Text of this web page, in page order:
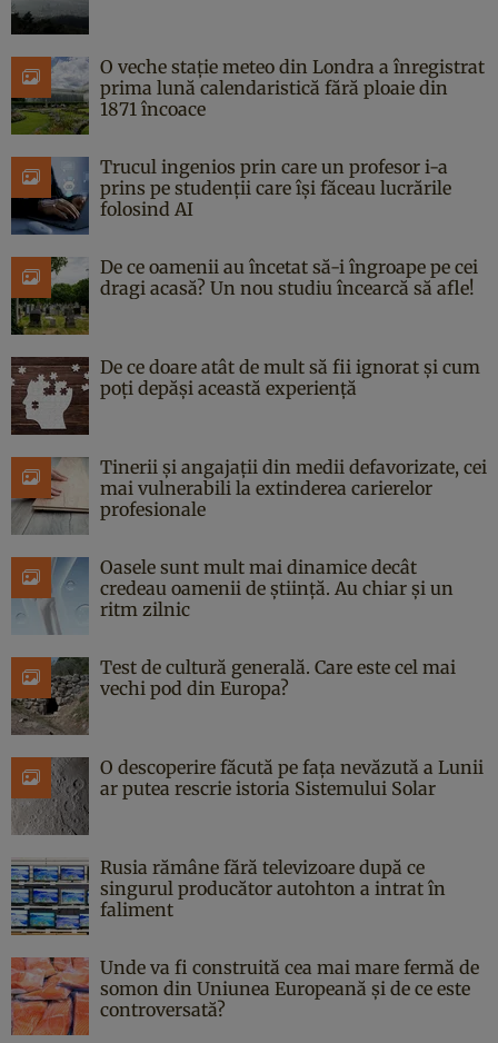
O veche stație meteo din Londra a înregistrat
prima lună calendaristică fără ploaie din
1871 încoace
Trucul ingenios prin care un profesor i-a
prins pe studenții care își făceau lucrările
folosind AI
De ce oamenii au încetat să-i îngroape pe cei
dragi acasă? Un nou studiu încearcă să afle!
De ce doare atât de mult să fii ignorat și cum
poți depăși această experiență
Tinerii și angajații din medii defavorizate, cei
mai vulnerabili la extinderea carierelor
profesionale
Oasele sunt mult mai dinamice decât
credeau oamenii de știință. Au chiar și un
ritm zilnic
Test de cultură generală. Care este cel mai
vechi pod din Europa?
O descoperire făcută pe fața nevăzută a Lunii
ar putea rescrie istoria Sistemului Solar
Rusia rămâne fără televizoare după ce
singurul producător autohton a intrat în
faliment
Unde va fi construită cea mai mare fermă de
somon din Uniunea Europeană și de ce este
controversată?